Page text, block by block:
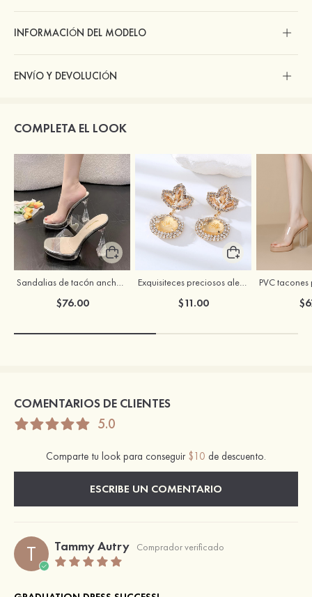
INFORMACIÓN DEL MODELO
ENVÍO Y DEVOLUCIÓN
COMPLETA EL LOOK
Sandalias de tacón ancho de PVC con punta abierta para fiesta noche y baile de graduación
$76.00
Exquisiteces preciosos aleación pendientes perforado con rhinestones
$11.00
COMENTARIOS DE CLIENTES
5.0
Comparte tu look para conseguir $10 de descuento.
ESCRIBE UN COMENTARIO
T Tammy Autry Comprador verificado